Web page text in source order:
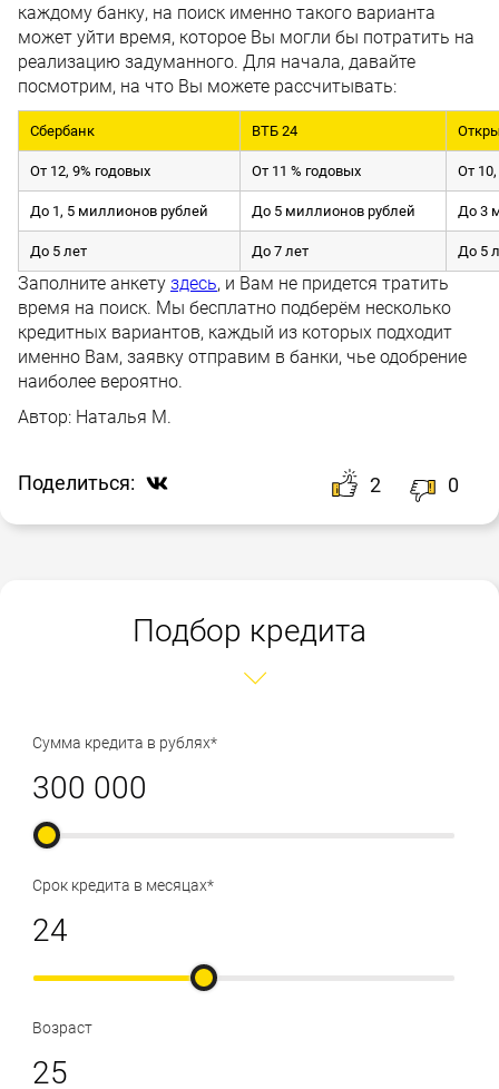
каждому банку, на поиск именно такого варианта
может уйти время, которое Вы могли бы потратить на
реализацию задуманного. Для начала, давайте
посмотрим, на что Вы можете рассчитывать:
Сбербанк ВТБ 24
От 12, 9% годовых От 11 % годовых От
До 1, 5 миллионов рублей До 5 миллионов рублей До 3
До 5 лет До 7 лет До 5
Заполните анкету здесь, и Вам не придется тратить
время на поиск. Мы бесплатно подберём несколько
кредитных вариантов, каждый из которых подходит
именно Вам, заявку отправим в банки, чье одобрение
наиболее вероятно.
Автор: Наталья М.
Поделиться: 2 0
Подбор кредита
Сумма кредита в рублях*
Срок кредита в месяцах*
Возраст